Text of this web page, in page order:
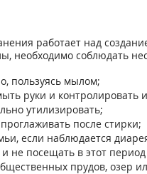
работает над
необходимо соблюдать
пользуясь мылом;
руки и контролировать
утилизировать;
после стирки;
если наблюдается
не посещать в этот
прудов, озер